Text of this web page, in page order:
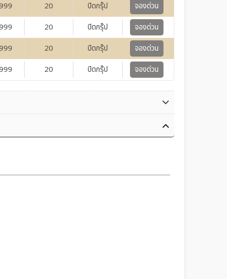
20 ปิดกรุ๊ป
จองด่วน
20 ปิดกรุ๊ป
จองด่วน
20 ปิดกรุ๊ป
จองด่วน
20 ปิดกรุ๊ป จองด่วน